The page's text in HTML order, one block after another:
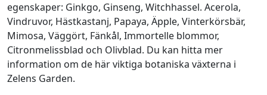
egenskaper: Ginkgo, Ginseng, Witchhassel. Acerola,
Vindruvor, Hästkastanj, Papaya, Äpple, Vinterkörsbär,
Mimosa, Väggört, Fänkål, Immortelle blommor,
Citronmelissblad och Olivblad. Du kan hitta mer
information om de här viktiga botaniska växterna i
Zelens Garden.